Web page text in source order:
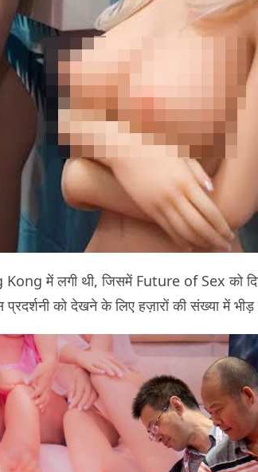
Kong में लगी थी, जिसमें Future of Sex को
को देखने के लिए हज़ारों की संख्या में